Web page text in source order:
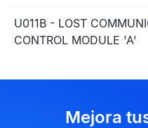
U011B - LOST
CONTROL MODULE 'A'
Mejora